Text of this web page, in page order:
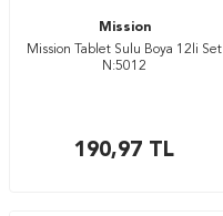
Mission
Mission Tablet Sulu Boya 12li Set
N:5012
190,97 TL